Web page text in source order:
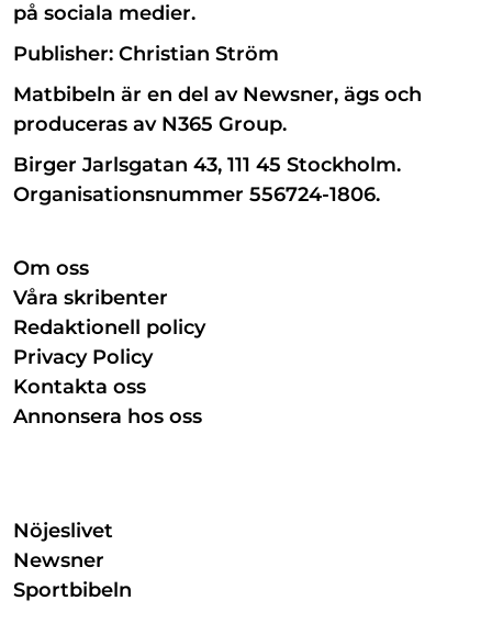
på sociala medier.
Publisher: Christian Ström
Matbibeln är en del av Newsner, ägs och
produceras av N365 Group.
Birger Jarlsgatan 43, 111 45 Stockholm.
Organisationsnummer 556724-1806.
Om oss
Våra skribenter
Redaktionell policy
Privacy Policy
Kontakta oss
Annonsera hos oss
Nöjeslivet
Newsner
Sportbibeln